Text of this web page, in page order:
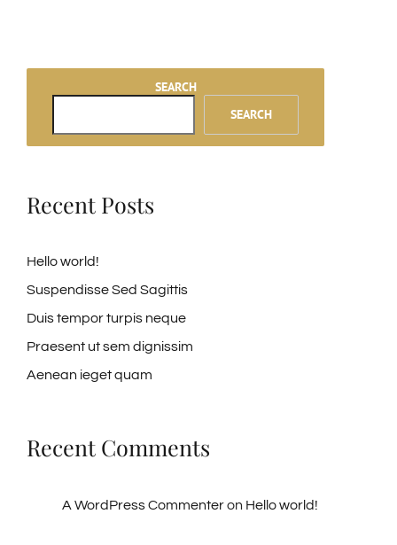
SEARCH
SEARCH
Recent Posts
Hello world!
Suspendisse Sed Sagittis
Duis tempor turpis neque
Praesent ut sem dignissim
Aenean ieget quam
Recent Comments
A WordPress Commenteron Hello world!